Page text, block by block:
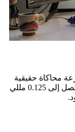
محاكاة حقيقية
تبلغ 8K، ما يمنحك أوقات استجابة شبه فورية تصل إلى 0.125 مللي